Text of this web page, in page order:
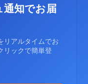
通知でお届
リアルタイムでお
リックで簡単登